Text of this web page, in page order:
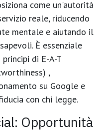
come un'autorità
reale, riducendo
mentale e aiutando il
È essenziale
di E-A-T
,
su Google e
con chi legge.
Opportunità